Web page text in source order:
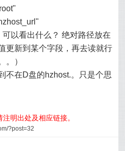
以看出什么？ 绝对路径放在
更新到某个字段，再去读就行
。）
不在D盘的hzhost.。只是个思
明出处及相应链接。
?post=32